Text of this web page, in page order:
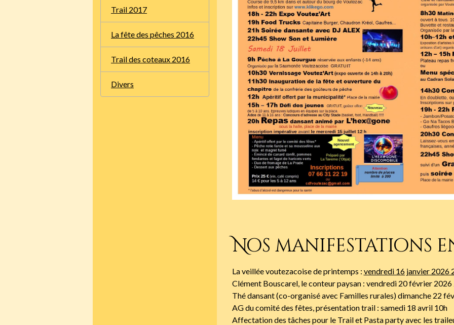
Nos manifestations
La veillée voutezacoise de printemps : vendredi 16 janvier 2026
Clément Bouscarel, le conteur paysan : vendredi 20 février
Thé dansant (co-organisé avec Familles rurales) dimanche 22
AG du comité des fêtes, présentation trail : samedi 18 avril 10h
Affectation des tâches pour le Trail et Pasta party avec les
Trail 2017
La fête des pêches 2016
Trail des coteaux 2016
Divers